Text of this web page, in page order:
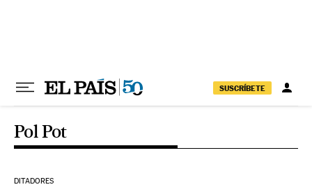
SUSCRÍBETE
Pol Pot
DITADORES